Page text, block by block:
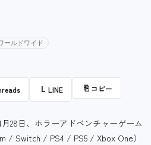
ールドワイド
L LINE ⎘ コピー
28日、ホラーアドベンチャーゲーム
/ Switch / PS4 / PS5 / Xbox One）